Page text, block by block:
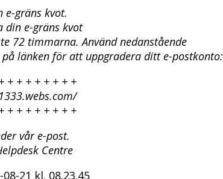
e-gräns kvot.
din e-gräns kvot
72 timmarna. Använd nedanstående
länken för att uppgradera ditt e-postkonto:
+ + + + + + + +
+ + + + + + + +
vår e-post.
Centre